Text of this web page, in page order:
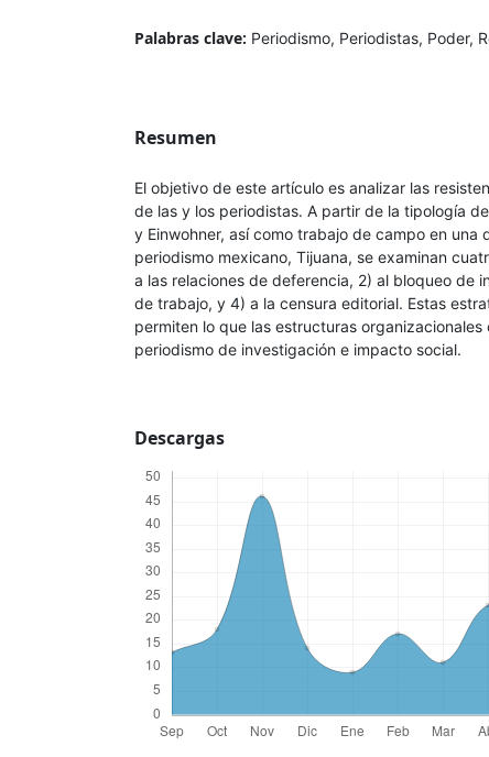
Palabras clave: Periodismo, Periodistas, Poder,
Resumen
El objetivo de este artículo es analizar las
de las y los periodistas. A partir de la tipología
y Einwohner, así como trabajo de campo en una
periodismo mexicano, Tijuana, se examinan
a las relaciones de deferencia, 2) al bloqueo de
de trabajo, y 4) a la censura editorial. Estas
permiten lo que las estructuras
periodismo de investigación e impacto social.
Descargas